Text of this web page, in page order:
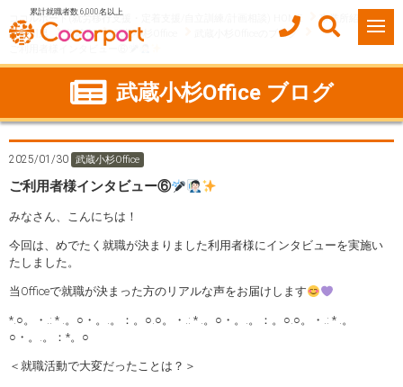
累計就職者数 6,000名以上
ココルポート(就労移行支援・定着支援/自立訓練/計画相談) HOME
事業所紹介
神奈川県
川崎市 武蔵小杉Office
武蔵小杉Officeのブログ
ご利用者様インタビュー⑥
武蔵小杉Office ブログ
2025/01/30 武蔵小杉Office
ご利用者様インタビュー⑥
みなさん、こんにちは！
今回は、めでたく就職が決まりました利用者様にインタビューを実施い
たしました。
当Officeで就職が決まった方のリアルな声をお届けします
*.○。・.: * .。○・。.。：。○.○。・.: * .。○・。.。：。○.○。・.: * .。
○・。.。：*。○
＜就職活動で大変だったことは？＞